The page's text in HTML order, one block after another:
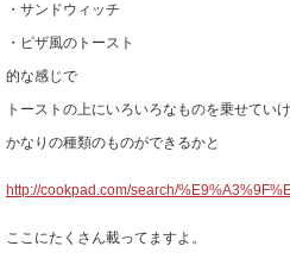
・サンドウィッチ
・ピザ風のトースト
的な感じで
トーストの上にいろいろなものを乗せてい
かなりの種類のものができるかと
http://cookpad.com/search/
ここにたくさん載ってますよ。